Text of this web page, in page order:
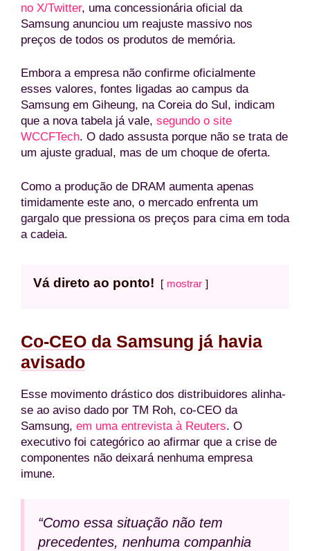
no X/Twitter, uma concessionária oficial da
Samsung anunciou um reajuste massivo nos
preços de todos os produtos de memória.
Embora a empresa não confirme oficialmente
esses valores, fontes ligadas ao campus da
Samsung em Giheung, na Coreia do Sul, indicam
que a nova tabela já vale, segundo o site
WCCFTech. O dado assusta porque não se trata de
um ajuste gradual, mas de um choque de oferta.
Como a produção de DRAM aumenta apenas
timidamente este ano, o mercado enfrenta um
gargalo que pressiona os preços para cima em toda
a cadeia.
Vá direto ao ponto! mostrar
Co-CEO da Samsung já havia
avisado
Esse movimento drástico dos distribuidores alinha-
se ao aviso dado por TM Roh, co-CEO da
Samsung, em uma entrevista à Reuters. O
executivo foi categórico ao afirmar que a crise de
componentes não deixará nenhuma empresa
imune.
“Como essa situação não tem
precedentes, nenhuma companhia